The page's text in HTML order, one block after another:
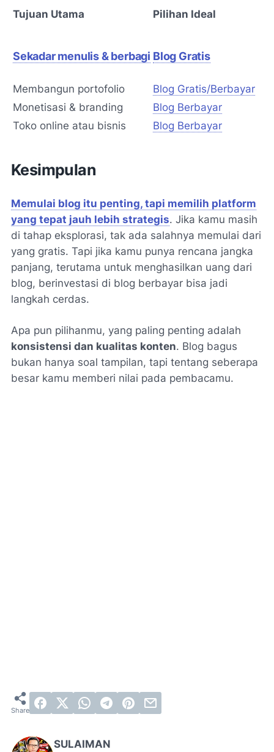
Tujuan Utama Pilihan Ideal
Sekadar menulis & berbagi Blog Gratis
Membangun portofolio
Blog Gratis/Berbayar
Monetisasi & branding
Blog Berbayar
Toko online atau bisnis
Blog Berbayar
Kesimpulan
Memulai blog itu penting, tapi memilih platform
yang tepat jauh lebih strategis. Jika kamu masih
di tahap eksplorasi, tak ada salahnya memulai dari
yang gratis. Tapi jika kamu punya rencana jangka
panjang, terutama untuk menghasilkan uang dari
blog, berinvestasi di blog berbayar bisa jadi
langkah cerdas.
Apa pun pilihanmu, yang paling penting adalah
konsistensi dan kualitas konten. Blog bagus
bukan hanya soal tampilan, tapi tentang seberapa
besar kamu memberi nilai pada pembacamu.
SULAIMAN